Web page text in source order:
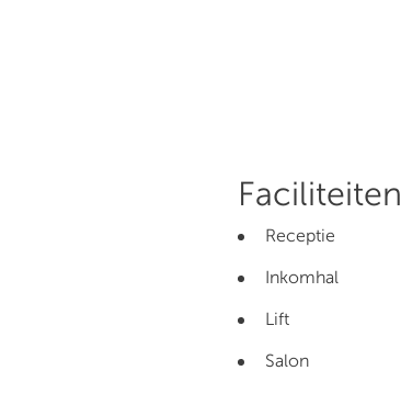
Faciliteiten
Receptie
Inkomhal
Lift
Salon